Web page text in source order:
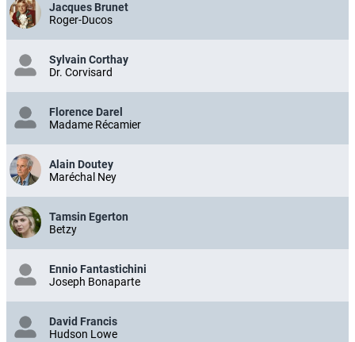
Jacques Brunet
Roger-Ducos
Sylvain Corthay
Dr. Corvisard
Florence Darel
Madame Récamier
Alain Doutey
Maréchal Ney
Tamsin Egerton
Betzy
Ennio Fantastichini
Joseph Bonaparte
David Francis
Hudson Lowe